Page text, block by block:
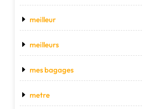
meilleur
meilleurs
mes bagages
metre